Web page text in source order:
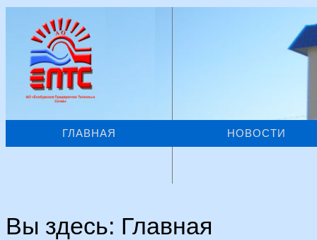
ГЛАВНАЯ НОВОСТИ
Вы здесь: Главная